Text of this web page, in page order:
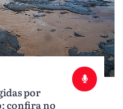
por
confira no